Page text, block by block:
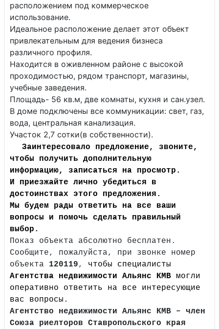
расположением под коммерческое
использование.
Идеальное расположение делает этот объект
привлекательным для ведения бизнеса
различного профиля.
Находится в оживленном районе с высокой
проходимостью, рядом транспорт, магазины,
учебные заведения.
Площадь- 56 кв.м, две комнаты, кухня и сан.узел.
В доме подключены все коммуникации: свет, газ,
вода, центральная канализация.
Участок 2,7 сотки(в собственности).
Заинтересовало предложение, звоните,
чтобы получить дополнительную
информацию, записаться на просмотр.
И приезжайте лично убедиться в
достоинствах этого предложения.
Мы будем рады ответить на все ваши
вопросы и помочь сделать правильный
выбор.
Показ объекта абсолютно бесплатен.
Сообщите, пожалуйста, при звонке номер
объекта 120119, чтобы специалисты
Агентства недвижимости Альянс КМВ могли
оперативно ответить на все интересующие
вас вопросы.
Агентство недвижимости Альянс КМВ – член
Союза риелторов Ставропольского края